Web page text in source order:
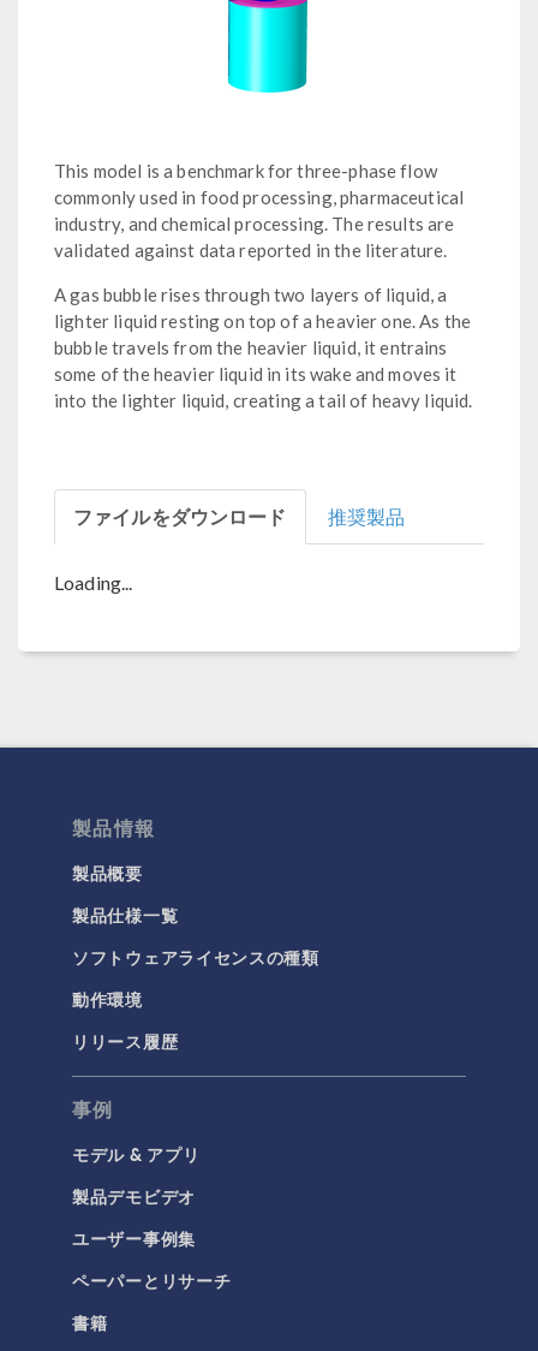
This model is a benchmark for three-phase flow
commonly used in food processing, pharmaceutical
industry, and chemical processing. The results are
validated against data reported in the literature.
A gas bubble rises through two layers of liquid, a
lighter liquid resting on top of a heavier one. As the
bubble travels from the heavier liquid, it entrains
some of the heavier liquid in its wake and moves it
into the lighter liquid, creating a tail of heavy liquid.
ファイルをダウンロード 推奨製品
Loading...
製品情報
製品概要
製品仕様一覧
ソフトウェアライセンスの種類
動作環境
リリース履歴
事例
モデル & アプリ
製品デモビデオ
ユーザー事例集
ペーパーとリサーチ
書籍